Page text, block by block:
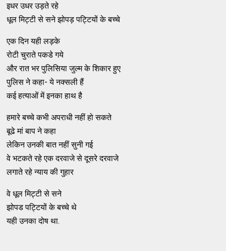
इधर उधर उड़ते रहे
धूल मिट्टी से सने झोपड़ पट्टियों के बच्चे
एक दिन यही लड़के
रोटी चुराते पकडे गये
और रात भर पुलिसिया जुल्म के शिकार हुए
पुलिस ने कहा- ये नक्सली हैं
कई हत्याओं में इनका हाथ है
हमारे बच्चे कभी अपराधी नहीं हो सकते
बूढे मां बाप ने कहा
लेकिन उनकी बात नहीं सुनी गई
वे भटकते रहे एक दरवाजे से दूसरे दरवाजे
लगाते रहे न्याय की गुहार
वे धूल मिट्टी से सने
झोपड पट्टियों के बच्चे थे
यही उनका दोष था.